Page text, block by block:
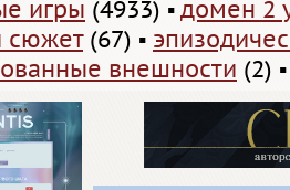
игры (4933) ▪ домен 2
сюжет(67) ▪
внешности (2) ▪